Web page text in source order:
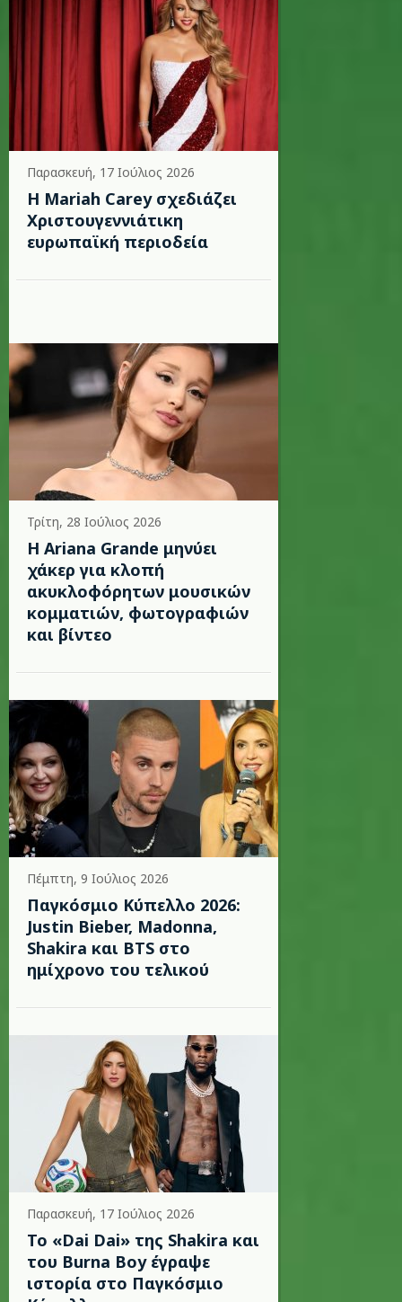
Παρασκευή, 17 Ιούλιος 2026
Η Mariah Carey σχεδιάζει
Χριστουγεννιάτικη
ευρωπαϊκή περιοδεία
Τρίτη, 28 Ιούλιος 2026
Η Ariana Grande μηνύει
χάκερ για κλοπή
ακυκλοφόρητων μουσικών
κομματιών, φωτογραφιών
και βίντεο
Πέμπτη, 9 Ιούλιος 2026
Παγκόσμιο Κύπελλο 2026:
Justin Bieber, Madonna,
Shakira και BTS στο
ημίχρονο του τελικού
Παρασκευή, 17 Ιούλιος 2026
To «Dai Dai» της Shakira και
του Burna Boy έγραψε
ιστορία στο Παγκόσμιο